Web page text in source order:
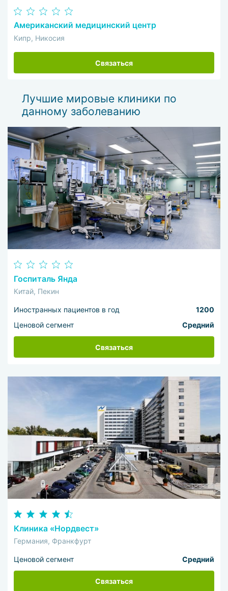
Американский медицинский центр
Кипр, Никосия
Связаться
Лучшие мировые клиники по
данному заболеванию
Госпиталь Янда
Китай, Пекин
Иностранных пациентов в год
1200
Ценовой сегмент
Средний
Связаться
Клиника «Нордвест»
Германия, Франкфурт
Ценовой сегмент Средний
Связаться